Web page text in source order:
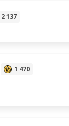
2 137
1 470